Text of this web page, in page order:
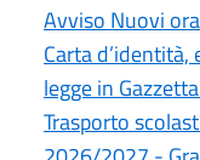
Avviso Nuovi
Carta
legge in
Trasporto